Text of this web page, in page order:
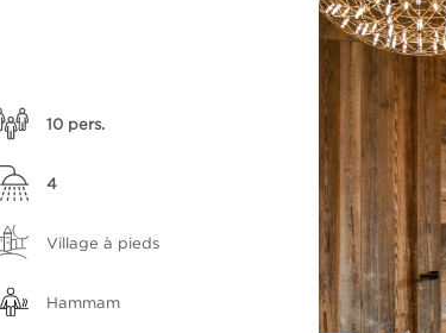
10 pers.
4
Village à pieds
Hammam